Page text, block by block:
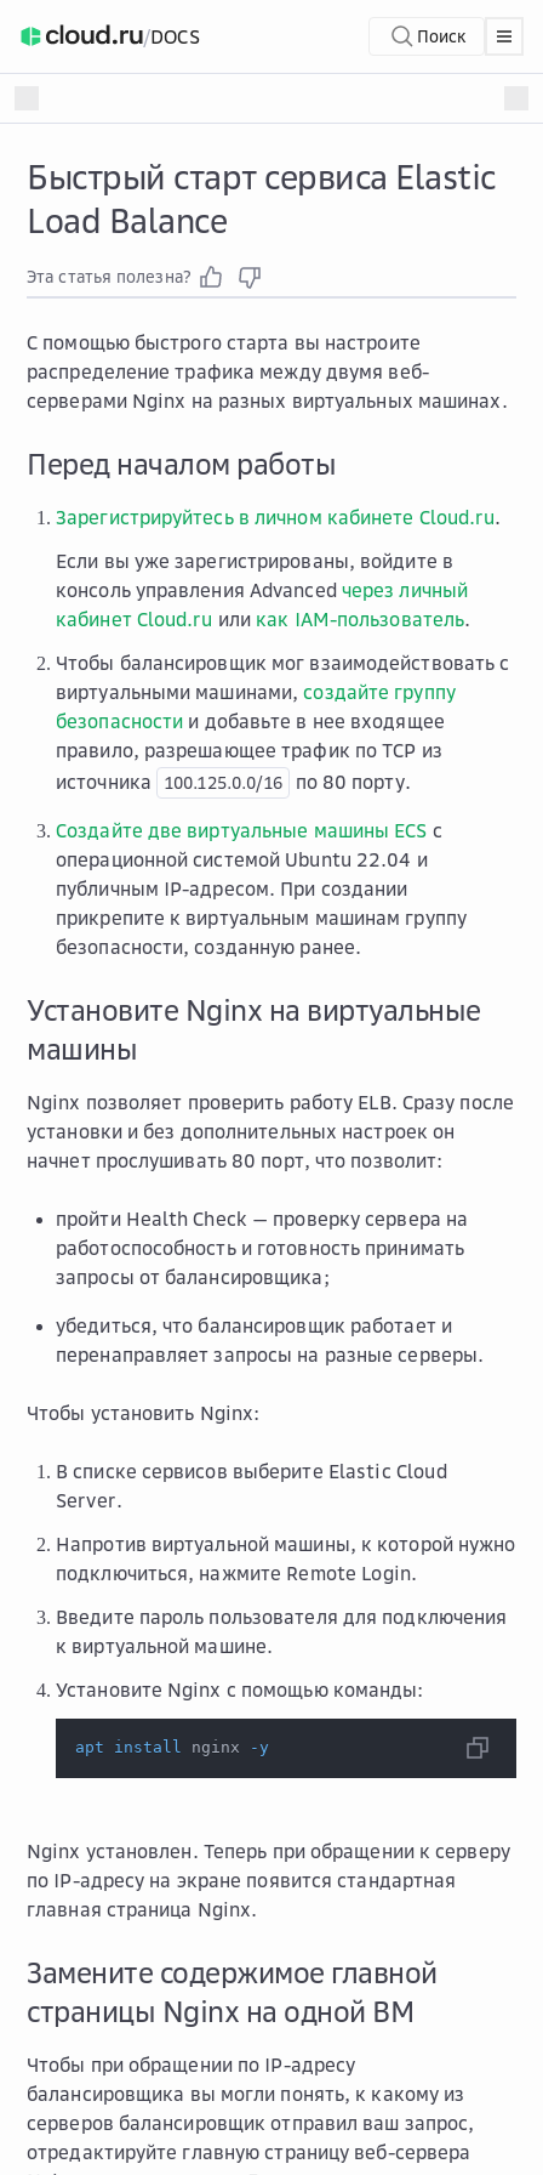
/DOCS Поиск
Быстрый старт сервиса Elastic
Load Balance
Эта статья полезна?
С помощью быстрого старта вы настроите
распределение трафика между двумя веб-
серверами Nginx на разных виртуальных машинах.
Перед началом работы
Зарегистрируйтесь в личном кабинете Cloud.ru.
Если вы уже зарегистрированы, войдите в
консоль управления Advanced через личный
кабинет Cloud.ru или как IAM-пользователь.
Чтобы балансировщик мог взаимодействовать с
виртуальными машинами,создайте группу
безопасности и добавьте в нее входящее
правило, разрешающее трафик по TCP из
источника
100.125.0.0/16
по 80 порту.
Создайте две виртуальные машины ECS с
операционной системой Ubuntu 22.04 и
публичным IP-адресом. При создании
прикрепите к виртуальным машинам группу
безопасности, созданную ранее.
Установите Nginx на виртуальные
машины
Nginx позволяет проверить работу ELB. Сразу после
установки и без дополнительных настроек он
начнет прослушивать 80 порт, что позволит:
пройти Health Check — проверку сервера на
работоспособность и готовность принимать
запросы от балансировщика;
убедиться, что балансировщик работает и
перенаправляет запросы на разные серверы.
Чтобы установить Nginx:
В списке сервисов выберите Elastic Cloud
Server.
Напротив виртуальной машины, к которой нужно
подключиться, нажмите Remote Login.
Введите пароль пользователя для подключения
к виртуальной машине.
Установите Nginx с помощью команды:
apt install nginx -y
Nginx установлен. Теперь при обращении к серверу
по IP-адресу на экране появится стандартная
главная страница Nginx.
Замените содержимое главной
страницы Nginx на одной ВМ
Чтобы при обращении по IP-адресу
балансировщика вы могли понять, к какому из
серверов балансировщик отправил ваш запрос,
отредактируйте главную страницу веб-сервера